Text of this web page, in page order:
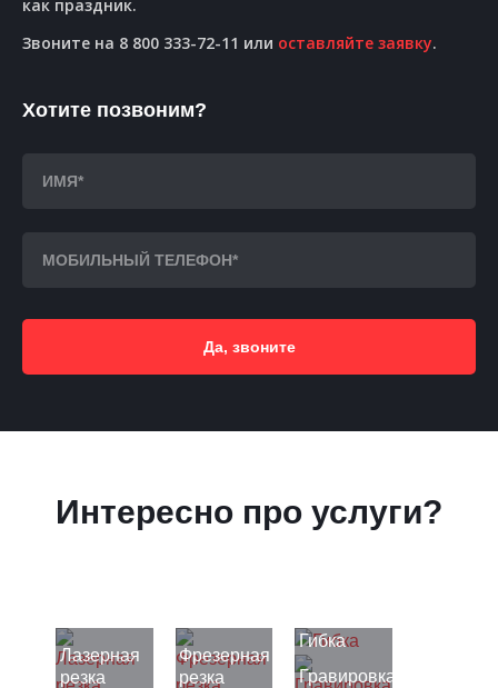
как праздник.
Звоните на 8 800 333-72-11 или оставляйте заявку.
Хотите позвоним?
Да, звоните
Интересно про услуги?
Лазерная
резка
Фрезерная
резка
Гибка
Гравировка